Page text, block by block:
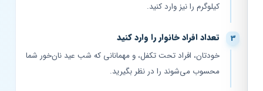
کیلوگرم را نیز وارد کنید.
تعداد افراد خانوار را وارد کنید
خودتان، افراد تحت تکفل، و مهمانانی که شب عید نان‌خور شما
محسوب می‌شوند را در نظر بگیرید.